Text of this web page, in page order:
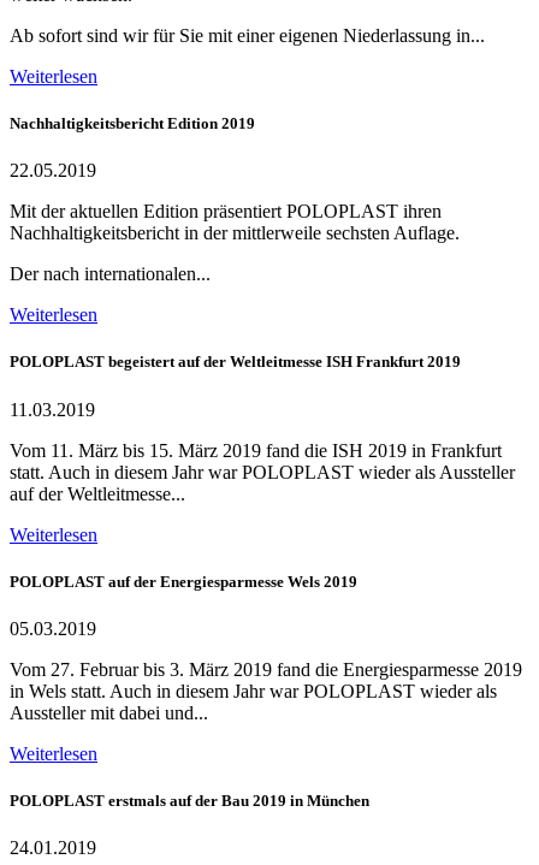
Ab sofort sind wir für Sie mit einer eigenen Niederlassung in...
Weiterlesen
Nachhaltigkeitsbericht Edition 2019
22.05.2019
Mit der aktuellen Edition präsentiert POLOPLAST ihren
Nachhaltigkeitsbericht in der mittlerweile sechsten Auflage.
Der nach internationalen...
Weiterlesen
POLOPLAST begeistert auf der Weltleitmesse ISH Frankfurt 2019
11.03.2019
Vom 11. März bis 15. März 2019 fand die ISH 2019 in Frankfurt
statt. Auch in diesem Jahr war POLOPLAST wieder als Aussteller
auf der Weltleitmesse...
Weiterlesen
POLOPLAST auf der Energiesparmesse Wels 2019
05.03.2019
Vom 27. Februar bis 3. März 2019 fand die Energiesparmesse 2019
in Wels statt. Auch in diesem Jahr war POLOPLAST wieder als
Aussteller mit dabei und...
Weiterlesen
POLOPLAST erstmals auf der Bau 2019 in München
24.01.2019